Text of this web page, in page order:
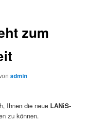
zum
admin
Ihnen die neue LANiS-
zu können.